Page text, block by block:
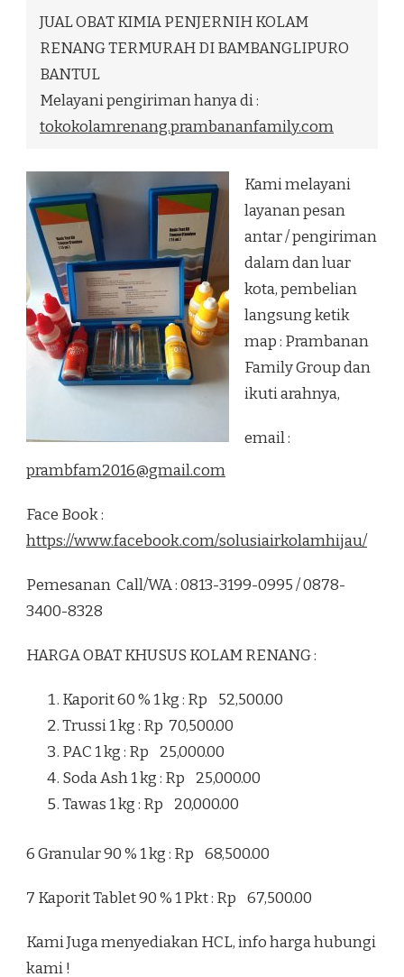
RENANG
DI
JUAL OBAT KIMIA PENJERNIH KOLAM
RENANG TERMURAH DI BAMBANGLIPURO
BANTUL
Melayani pengiriman hanya di :
tokokolamrenang.prambananfamily.com
Kami melayani
layanan pesan
antar / pengiriman
dalam dan luar
kota, pembelian
langsung ketik
map : Prambanan
Family Group dan
ikuti arahnya,
email :
prambfam2016@gmail.com
Face Book :
https://www.facebook.com/solusiairkolamhijau/
Pemesanan Call/WA : 0813-3199-0995 / 0878-
3400-8328
HARGA OBAT KHUSUS KOLAM RENANG :
Kaporit 60 % 1 kg : Rp 52,500.00
Trussi 1 kg : Rp 70,500.00
PAC 1 kg : Rp 25,000.00
Soda Ash 1 kg : Rp 25,000.00
Tawas 1 kg : Rp 20,000.00
6 Granular 90 % 1 kg : Rp 68,500.00
7 Kaporit Tablet 90 % 1 Pkt : Rp 67,500.00
Kami Juga menyediakan HCL, info harga hubungi
kami !